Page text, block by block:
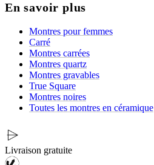
En savoir plus
Montres pour femmes
Carré
Montres carrées
Montres quartz
Montres gravables
True Square
Montres noires
Toutes les montres en céramique
Livraison gratuite